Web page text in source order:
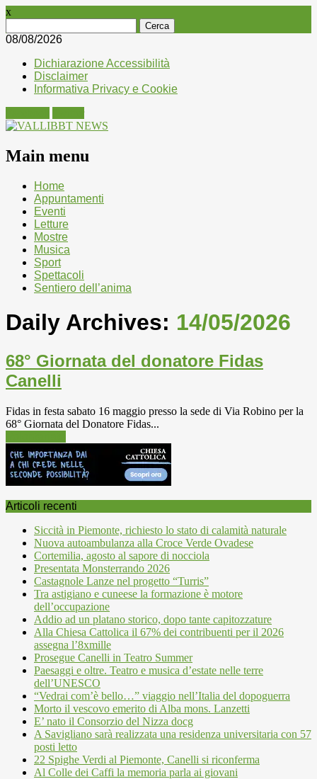
x
per:
08/08/2026
Dichiarazione Accessibilità
Disclaimer
Informativa Privacy e Cookie
Main menu
Skip
content
Home
Appuntamenti
Eventi
Letture
Mostre
Musica
Sport
Spettacoli
Sentiero dell’anima
Daily Archives: 14/05/2026
68° Giornata del donatore Fidas
Canelli
Fidas in festa sabato 16 maggio presso la sede di Via Robino per la
68° Giornata del Donatore Fidas...
Articoli recenti
Siccità in Piemonte, richiesto lo stato di calamità naturale
Nuova autoambulanza alla Croce Verde Ovadese
Cortemilia, agosto al sapore di nocciola
Presentata Monsterrando 2026
Castagnole Lanze nel progetto “Turris”
Tra astigiano e cuneese la formazione è motore
dell’occupazione
Addio ad un platano storico, dopo tante capitozzature
Alla Chiesa Cattolica il 67% dei contribuenti per il 2026
assegna l’8xmille
Prosegue Canelli in Teatro Summer
Paesaggi e oltre. Teatro e musica d’estate nelle terre
dell’UNESCO
“Vedrai com’è bello…” viaggio nell’Italia del dopoguerra
Morto il vescovo emerito di Alba mons. Lanzetti
E’ nato il Consorzio del Nizza docg
A Savigliano sarà realizzata una residenza universitaria con 57
posti letto
22 Spighe Verdi al Piemonte, Canelli si riconferma
Al Colle dei Caffi la memoria parla ai giovani